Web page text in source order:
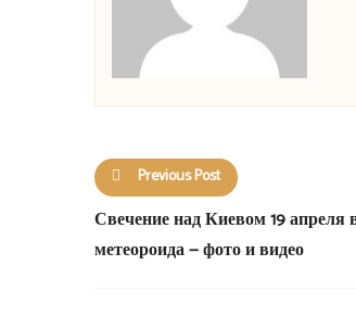
Previous Post
Свечение над Киевом 19 апреля
метеороида — фото и видео